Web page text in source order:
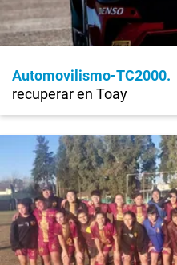
Automovilismo-TC2000
recuperar en Toay